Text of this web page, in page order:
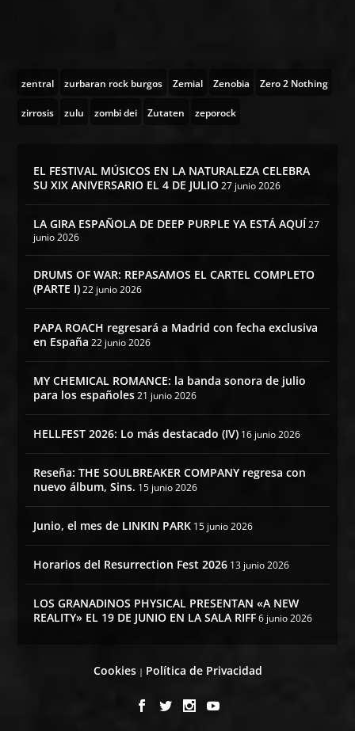
zentral zurbaran rock burgos Zemial Zenobia Zero 2 Nothing
zirrosis zulu zombi dei Zutaten zeporock
EL FESTIVAL MÚSICOS EN LA NATURALEZA CELEBRA
SU XIX ANIVERSARIO EL 4 DE JULIO 27 junio 2026
LA GIRA ESPAÑOLA DE DEEP PURPLE YA ESTÁ AQUÍ27
junio 2026
DRUMS OF WAR: REPASAMOS EL CARTEL COMPLETO
(PARTE I) 22 junio 2026
PAPA ROACH regresará a Madrid con fecha exclusiva
en España 22 junio 2026
MY CHEMICAL ROMANCE: la banda sonora de julio
para los españoles 21 junio 2026
HELLFEST 2026: Lo más destacado (IV) 16 junio 2026
Reseña: THE SOULBREAKER COMPANY regresa con
nuevo álbum, Sins. 15 junio 2026
Junio, el mes de LINKIN PARK 15 junio 2026
Horarios del Resurrection Fest 2026 13 junio 2026
LOS GRANADINOS PHYSICAL PRESENTAN «A NEW
REALITY» EL 19 DE JUNIO EN LA SALA RIFF 6 junio 2026
Cookies| Política de Privacidad